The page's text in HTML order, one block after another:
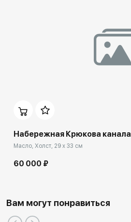
Набережная Крюкова канала
Масло, Холст, 29 x 33 см
60 000 ₽
Вам могут понравиться